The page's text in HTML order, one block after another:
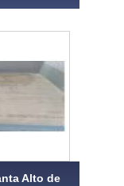
Alto de